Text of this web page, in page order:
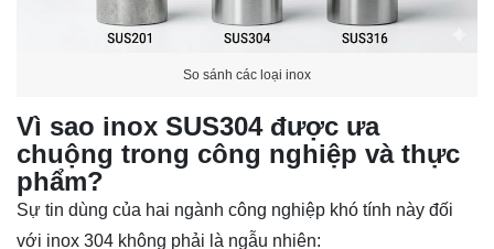
So sánh các loại inox
Vì sao inox SUS304 được ưa
chuộng trong công nghiệp và thực
phẩm?
Sự tin dùng của hai ngành công nghiệp khó tính này đối
với inox 304 không phải là ngẫu nhiên: